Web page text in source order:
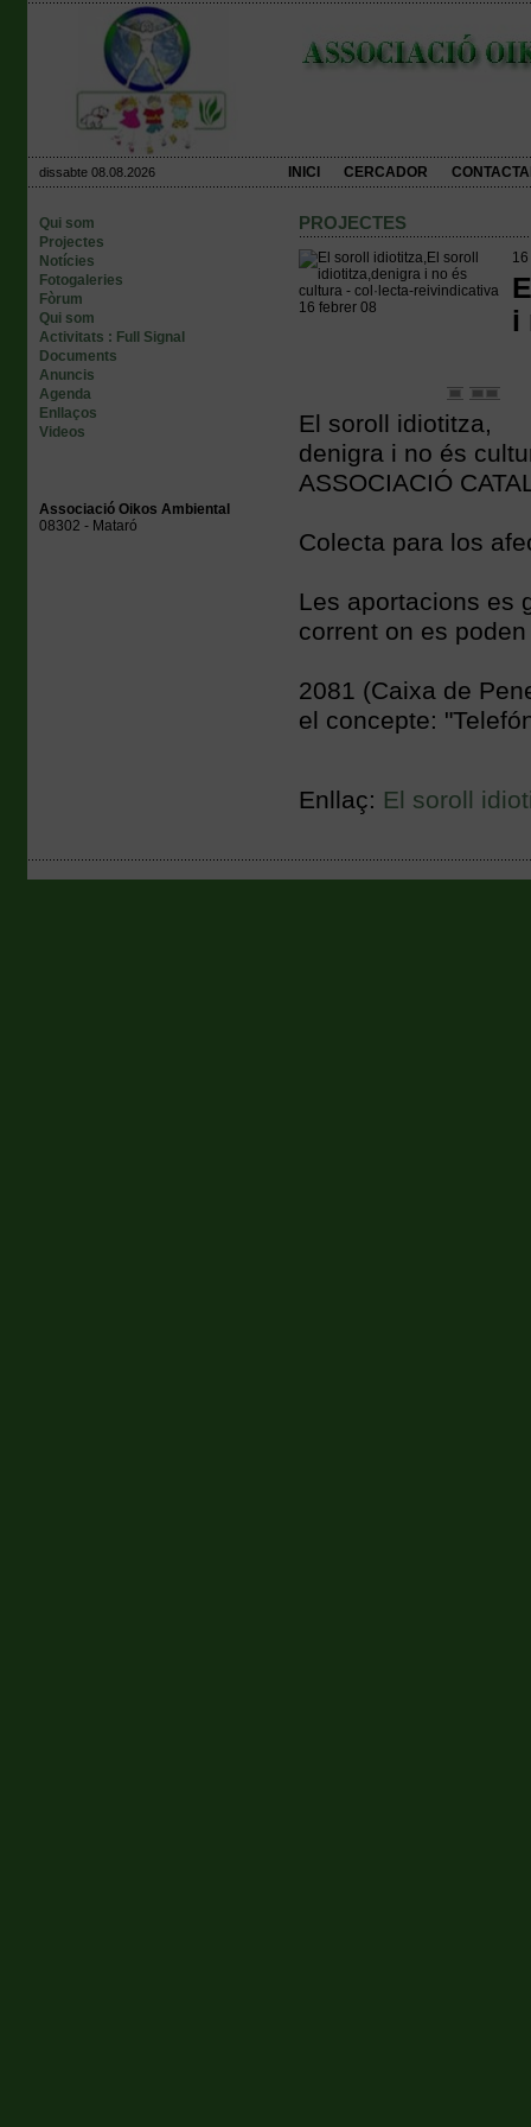
dissabte 08.08.2026 INICI CERCADOR
Qui som
Projectes
Notícies
Fotogaleries
Fòrum
Qui som
Activitats : Full Signal
Documents
Anuncis
Agenda
Enllaços
Videos
Associació Oikos Ambiental
08302 - Mataró
PROJECTES
i
El soroll idiotitza,
denigra i no és
ASSOCIACIÓ
Colecta para los
Les aportacions es
corrent on es
2081 (Caixa de
el concepte:
Enllaç: El soroll